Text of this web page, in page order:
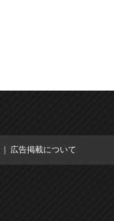
広告掲載について